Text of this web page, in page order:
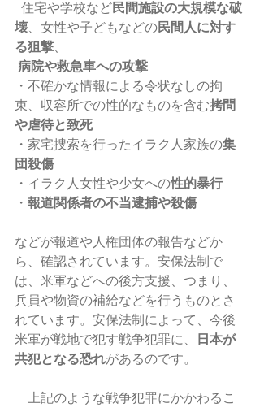
  住宅や学校など
民間施設の大規模な破
壊、女性や子どもなどの民間人に対す
る狙撃、
病院や救急車への攻撃
・不確かな情報による令状なしの拘
束、収容所での性的なものを含む拷問
や虐待と致死
・家宅捜索を行ったイラク人家族の集
団殺傷
・イラク人女性や少女への性的暴行
・ 報道関係者の不当逮捕や殺傷
などが報道や人権団体の報告などか
ら、確認されています。安保法制で
は、米軍などへの後方支援、つまり、
兵員や物資の補給などを行うものとさ
れています。安保法制によって、今後
米軍が戦地で犯す戦争犯罪に、
日本が
共犯となる恐れがあるのです。
上記のような戦争犯罪にかかわるこ